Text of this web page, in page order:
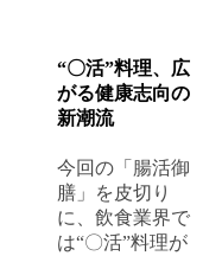
“〇活”料理、広
がる健康志向の
新潮流
今回の「腸活御
膳」を皮切り
に、飲食業界で
は“〇活”料理が